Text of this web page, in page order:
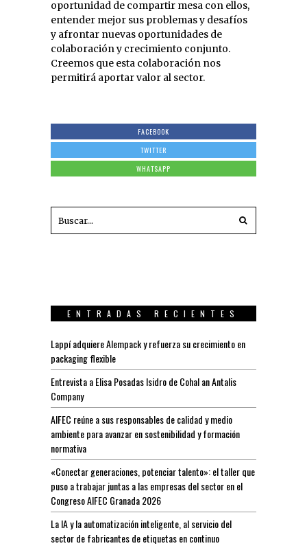
oportunidad de compartir mesa con ellos,
entender mejor sus problemas y desafíos
y afrontar nuevas oportunidades de
colaboración y crecimiento conjunto.
Creemos que esta colaboración nos
permitirá aportar valor al sector.
FACEBOOK
TWITTER
WHATSAPP
ENTRADAS RECIENTES
Lappí adquiere Alempack y refuerza su crecimiento en
packaging flexible
Entrevista a Elisa Posadas Isidro de Cohal an Antalis
Company
AIFEC reúne a sus responsables de calidad y medio
ambiente para avanzar en sostenibilidad y formación
normativa
«Conectar generaciones, potenciar talento»: el taller que
puso a trabajar juntas a las empresas del sector en el
Congreso AIFEC Granada 2026
La IA y la automatización inteligente, al servicio del
sector de fabricantes de etiquetas en continuo